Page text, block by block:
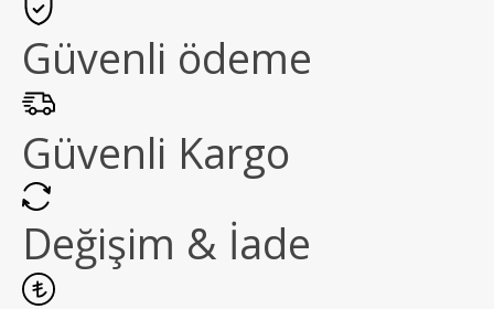
Güvenli ödeme
Güvenli Kargo
Değişim & İade